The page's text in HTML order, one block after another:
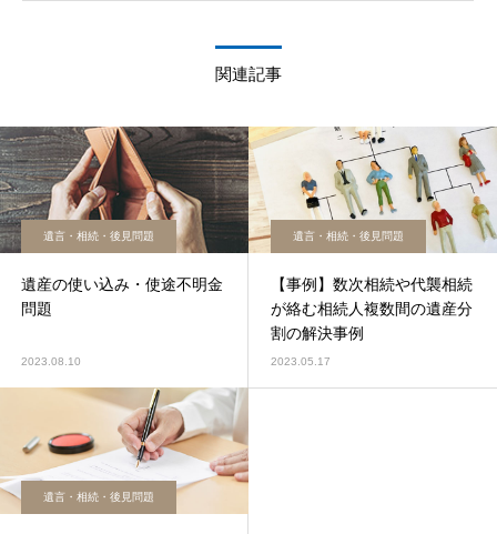
関連記事
遺言・相続・後見問題
遺産の使い込み・使途不明金
問題
2023.08.10
遺言・相続・後見問題
【事例】数次相続や代襲相続
が絡む相続人複数間の遺産分
割の解決事例
2023.05.17
遺言・相続・後見問題